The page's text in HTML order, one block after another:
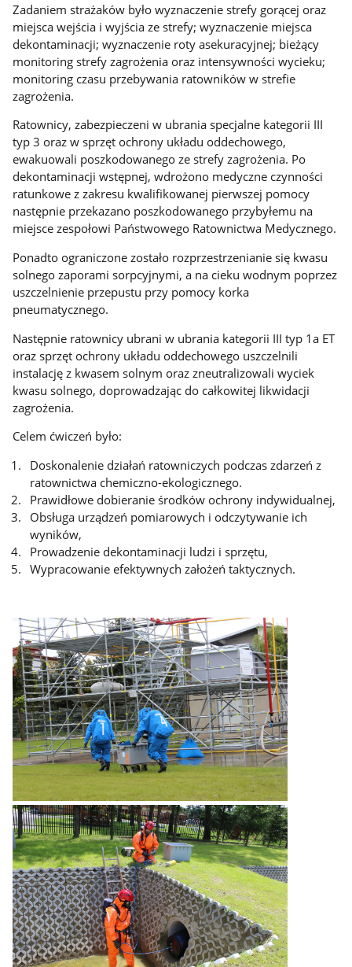
Zadaniem strażaków było wyznaczenie strefy gorącej oraz
miejsca wejścia i wyjścia ze strefy; wyznaczenie miejsca
dekontaminacji; wyznaczenie roty asekuracyjnej; bieżący
monitoring strefy zagrożenia oraz intensywności wycieku;
monitoring czasu przebywania ratowników w strefie
zagrożenia.
Ratownicy, zabezpieczeni w ubrania specjalne kategorii III
typ 3 oraz w sprzęt ochrony układu oddechowego,
ewakuowali poszkodowanego ze strefy zagrożenia. Po
dekontaminacji wstępnej, wdrożono medyczne czynności
ratunkowe z zakresu kwalifikowanej pierwszej pomocy
następnie przekazano poszkodowanego przybyłemu na
miejsce zespołowi Państwowego Ratownictwa Medycznego.
Ponadto ograniczone zostało rozprzestrzenianie się kwasu
solnego zaporami sorpcyjnymi, a na cieku wodnym poprzez
uszczelnienie przepustu przy pomocy korka
pneumatycznego.
Następnie ratownicy ubrani w ubrania kategorii III typ 1a ET
oraz sprzęt ochrony układu oddechowego uszczelnili
instalację z kwasem solnym oraz zneutralizowali wyciek
kwasu solnego, doprowadzając do całkowitej likwidacji
zagrożenia.
Celem ćwiczeń było:
Doskonalenie działań ratowniczych podczas zdarzeń z
ratownictwa chemiczno-ekologicznego.
Prawidłowe dobieranie środków ochrony indywidualnej,
Obsługa urządzeń pomiarowych i odczytywanie ich
wyników,
Prowadzenie dekontaminacji ludzi i sprzętu,
Wypracowanie efektywnych założeń taktycznych.